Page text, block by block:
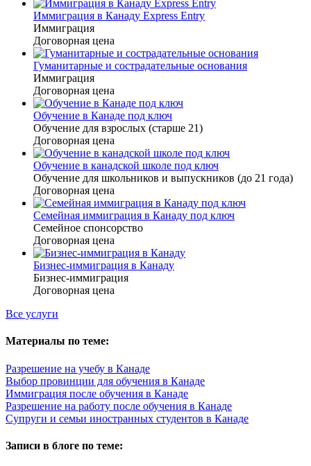
Иммиграция в Канаду Express Entry
Иммиграция
Договорная цена
Гуманитарные и сострадательные основания
Иммиграция
Договорная цена
Обучение в Канаде под ключ
Обучение для взрослых (старше 21)
Договорная цена
Обучение в канадской школе под ключ
Обучение для школьников и выпускников (до 21 года)
Договорная цена
Семейная иммиграция в Канаду под ключ
Семейное спонсорство
Договорная цена
Бизнес-иммиграция в Канаду
Бизнес-иммиграция
Договорная цена
Все услуги
Материалы по теме:
Разрешение на учебу в Канаде
Выбор провинции для обучения в Канаде
Иммиграция после обучения в Канаде
Разрешение на работу после обучения в Канаде
Супруги и семьи иностранных студентов в Канаде
Записи в блоге по теме: